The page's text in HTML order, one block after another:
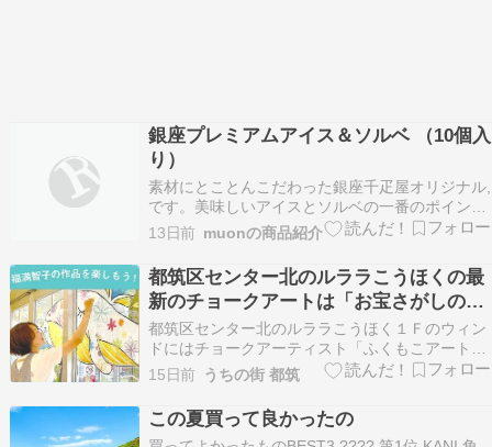
銀座プレミアムアイス＆ソルベ （10個入
り）
素材にとことんこだわった銀座千疋屋オリジナル,
です。美味しいアイスとソルベの一番のポイント
は、「良質の素材」につきます。銀座千疋屋が厳
選した高品質のフルーツは、香り高く芳醇な味わ
いが濃厚なクリームと絶妙に調和しています。銀
座千疋屋 ［3年連続楽天グルメ大賞受賞］［アイ
ス5個 ソ…
13日前 muonの商品紹介
都筑区センター北のルララこうほくの最
新のチョークアートは「お宝さがしのは
じまり」８月末まで展示中！
都筑区センター北のルララこうほく１Ｆのウィン
ドにはチョークアーティスト「ふくもこアート・
福満智子さん」によるチョークアートが２カ月ご
とに描かれています。 ７月・８月のテーマは「お
宝さがしのはじまり」。 ルララの１Ｆエントラン
スのガラス面に魔法のチョークｋｉｔｐａｓを使
15日前 うちの街 都筑
この夏買って良かったの